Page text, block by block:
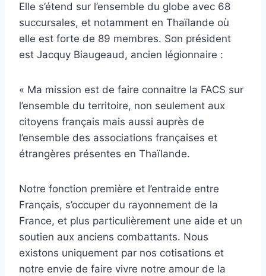
Elle s’étend sur l’ensemble du globe avec 68
succursales, et notamment en Thaïlande où
elle est forte de 89 membres. Son président
est Jacquy Biaugeaud, ancien légionnaire :
« Ma mission est de faire connaitre la FACS sur
l’ensemble du territoire, non seulement aux
citoyens français mais aussi auprès de
l’ensemble des associations françaises et
étrangères présentes en Thaïlande.
Notre fonction première et l’entraide entre
Français, s’occuper du rayonnement de la
France, et plus particulièrement une aide et un
soutien aux anciens combattants. Nous
existons uniquement par nos cotisations et
notre envie de faire vivre notre amour de la